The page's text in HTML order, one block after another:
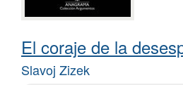
El coraje de la
Slavoj Zizek